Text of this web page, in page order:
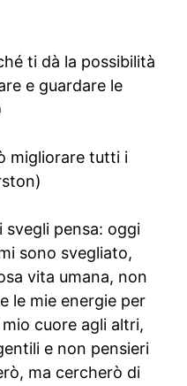
ti dà la possibilità
e guardare le
migliorare tutti i
pensa: oggi
sono svegliato,
vita umana, non
le mie energie per
cuore agli altri,
e non pensieri
ma cercherò di